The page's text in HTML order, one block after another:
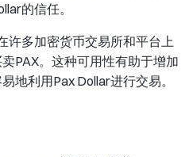
的信任。
许多加密货币交易所和平台上
PAX。这种可用性有助于增加
地利用Pax Dollar进行交易。